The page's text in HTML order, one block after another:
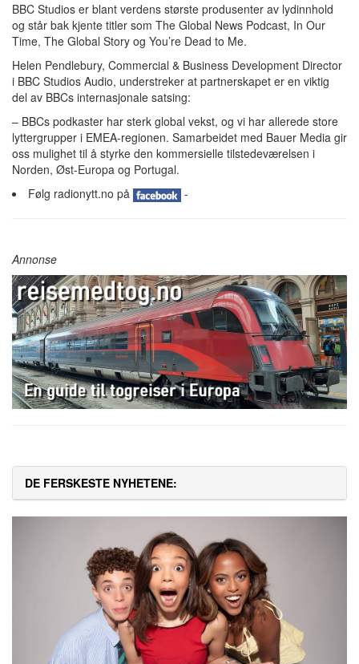
BBC Studios er blant verdens største produsenter av lydinnhold
og står bak kjente titler som The Global News Podcast, In Our
Time, The Global Story og You’re Dead to Me.
Helen Pendlebury, Commercial & Business Development Director
i BBC Studios Audio, understreker at partnerskapet er en viktig
del av BBCs internasjonale satsing:
– BBCs podkaster har sterk global vekst, og vi har allerede store
lyttergrupper i EMEA-regionen. Samarbeidet med Bauer Media gir
oss mulighet til å styrke den kommersielle tilstedeværelsen i
Norden, Øst-Europa og Portugal.
Følg radionytt.no på
-
Annonse
DE FERSKESTE NYHETENE: